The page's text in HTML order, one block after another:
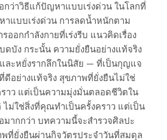
ว่าวิธีแก้ปัญหาแบบเร่งด่วน ในโลกที่
แบบเร่งด่วน การลดน้ำหนักตาม
ออกกำลังกายที่เร่งรีบ แนวคิดเรื่อง
บัง กระนั้น ความยั่งยืนอย่างแท้จริง
ละหยั่งรากลึกในนิสัย — ที่เป็นกุญแจ
อย่างแท้จริง สุขภาพที่ยั่งยืนไม่ใช่
าว แต่เป็นความมุ่งมั่นตลอดชีวิตใน
ไม่ใช่สิ่งที่คุณทำเป็นครั้งคราว แต่เป็น
มากกว่า บทความนี้จะสำรวจศิลปะ
ที่ยั่งยืนผ่านกิจวัตรประจำวันที่สมดุล